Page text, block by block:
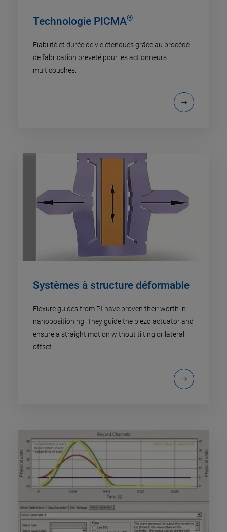
Technologie PICMA®
Fiabilité et durée de vie étendues grâce au procédé
de fabrication breveté pour les actionneurs
multicouches.
Systèmes à structure déformable
Flexure guides from PI have proven their worth in
nanopositioning. They guide the piezo actuator and
ensure a straight motion without tilting or lateral
offset.